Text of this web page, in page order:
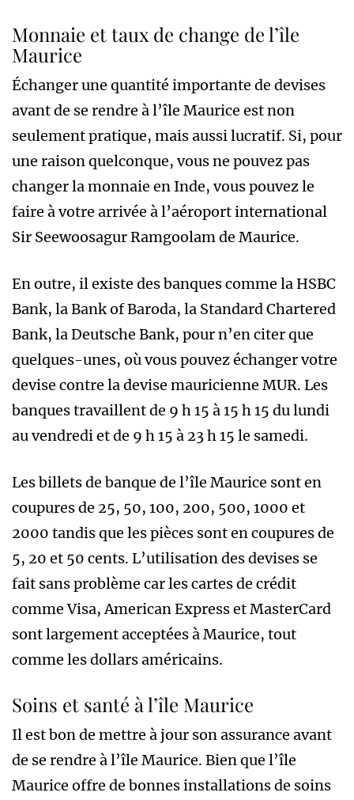
Monnaie et taux de change de l’île
Maurice
Échanger une quantité importante de devises
avant de se rendre à l’île Maurice est non
seulement pratique, mais aussi lucratif. Si, pour
une raison quelconque, vous ne pouvez pas
changer la monnaie en Inde, vous pouvez le
faire à votre arrivée à l’aéroport international
Sir Seewoosagur Ramgoolam de Maurice.
En outre, il existe des banques comme la HSBC
Bank, la Bank of Baroda, la Standard Chartered
Bank, la Deutsche Bank, pour n’en citer que
quelques-unes, où vous pouvez échanger votre
devise contre la devise mauricienne MUR. Les
banques travaillent de 9 h 15 à 15 h 15 du lundi
au vendredi et de 9 h 15 à 23 h 15 le samedi.
Les billets de banque de l’île Maurice sont en
coupures de 25, 50, 100, 200, 500, 1000 et
2000 tandis que les pièces sont en coupures de
5, 20 et 50 cents. L’utilisation des devises se
fait sans problème car les cartes de crédit
comme Visa, American Express et MasterCard
sont largement acceptées à Maurice, tout
comme les dollars américains.
Soins et santé à l’île Maurice
Il est bon de mettre à jour son assurance avant
de se rendre à l’île Maurice. Bien que l’île
Maurice offre de bonnes installations de soins